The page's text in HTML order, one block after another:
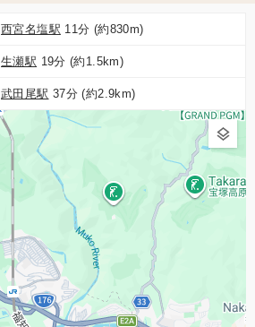
西宮名塩駅 11分 (約830m)
生瀬駅 19分 (約1.5km)
武田尾駅 37分 (約2.9km)